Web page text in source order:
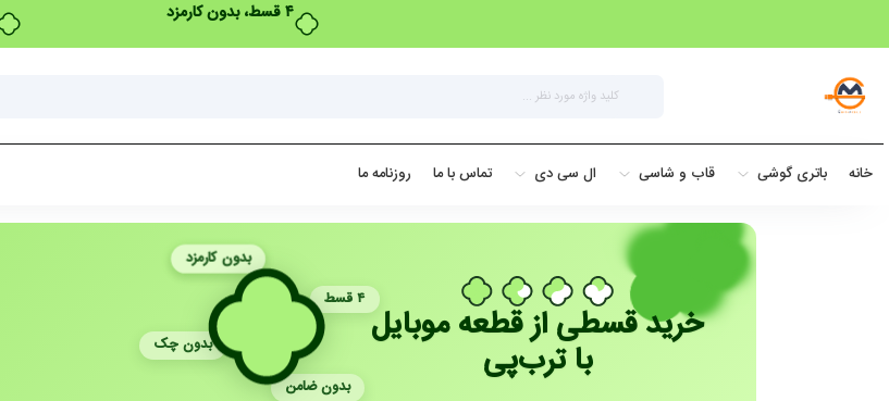
خانه باتری گوشی قاب و شاسی ال سی دی تماس با ما روزنامه ما
خرید قسطی از قطعه موبایل
با ترب‌پی
بدون کارمزد
۴ قسط
بدون چک
بدون ضامن